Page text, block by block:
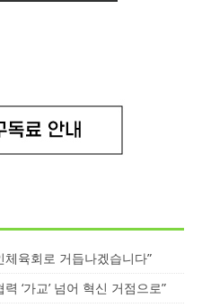
육회로 거듭나겠습니다”
‘가교’ 넘어 혁신 거점으로”